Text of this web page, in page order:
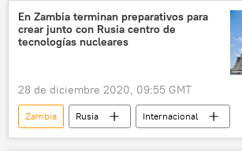
dólar
🌍 África
📈 Mercados y finanzas
En Zambia terminan preparativos para
crear junto con Rusia centro de
tecnologías nucleares
28 de diciembre 2020, 09:55 GMT
Zambia Rusia
Internacional
🌍 África
política
planta nuclear